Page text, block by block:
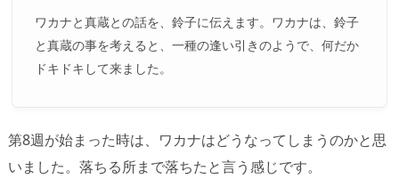
ワカナと真蔵との話を、鈴子に伝えます。ワカナは、鈴子
と真蔵の事を考えると、一種の逢い引きのようで、何だか
ドキドキして来ました。
第8週が始まった時は、ワカナはどうなってしまうのかと思
いました。落ちる所まで落ちたと言う感じです。